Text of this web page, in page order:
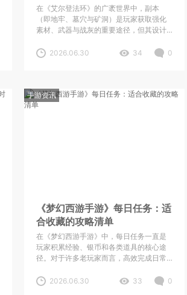
在《艾尔登法环》的广袤世界中，副本
（即地牢、墓穴与矿洞）是玩家获取强化
素材、武器与战灰的重要途径，但其设计
或BOSS时，因忽视环境细节而反复受苦。
2026.06.30 34 0
手游资讯
《梦幻西游手游》每日任务：适
合收藏的攻略清单
在《梦幻西游手游》中，每日任务一直是
玩家积累经验、银币和各类道具的核心途
径。对于许多老玩家而言，高效完成日常
取资源的关键。不过，面对游戏中种类繁
2026.06.30 33 0